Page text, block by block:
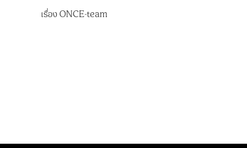
เรื่องONCE-team